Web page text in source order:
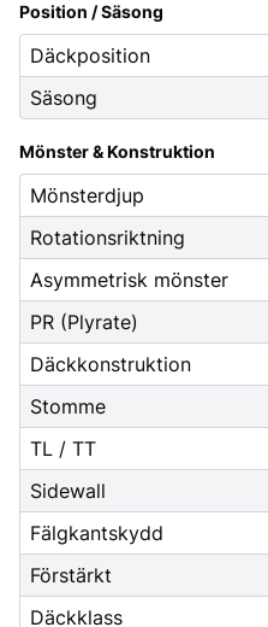
Position / Säsong
Däckposition
Säsong
Mönster & Konstruktion
Mönsterdjup
Rotationsriktning
Asymmetrisk mönster
PR (Plyrate)
Däckkonstruktion
Stomme
TL / TT
Sidewall
Fälgkantskydd
Förstärkt
Däckklass